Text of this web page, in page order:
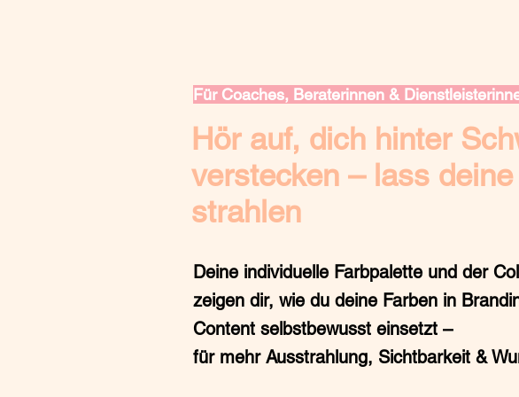
Für Coaches, Beraterinnen &
Hör auf, dich hinter
verstecken – lass
strahlen
Deine individuelle Farbpalette und der
zeigen dir, wie du deine Farben in
Content selbstbewusst einsetzt –
für mehr Ausstrahlung, Sichtbarkeit &